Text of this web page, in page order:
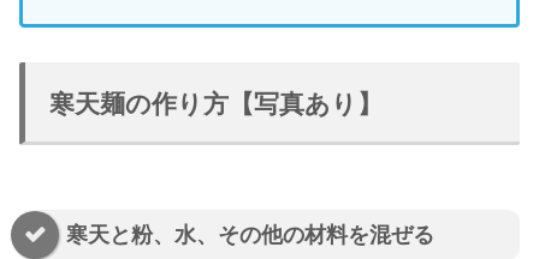
寒天麺の作り方【写真あり】
寒天と粉、水、その他の材料を混ぜる